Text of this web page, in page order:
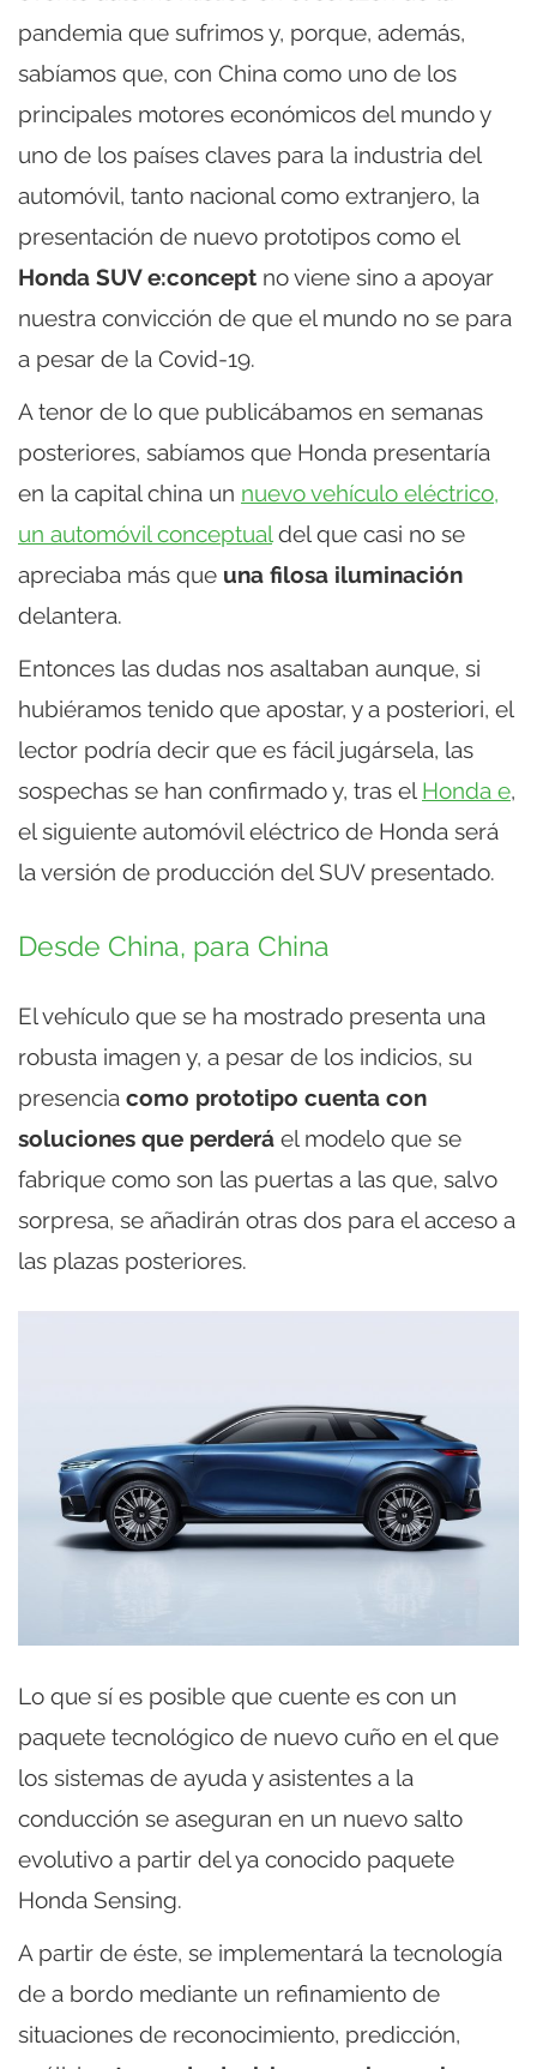
pandemia que sufrimos y, porque, además,
sabíamos que, con China como uno de los
principales motores económicos del mundo y
uno de los países claves para la industria del
automóvil, tanto nacional como extranjero, la
presentación de nuevo prototipos como el
Honda SUV e:concept no viene sino a apoyar
nuestra convicción de que el mundo no se para
a pesar de la Covid-19.
A tenor de lo que publicábamos en semanas
posteriores, sabíamos que Honda presentaría
en la capital china un nuevo vehículo eléctrico,
un automóvil conceptualdel que casi no se
apreciaba más que una filosa iluminación
delantera.
Entonces las dudas nos asaltaban aunque, si
hubiéramos tenido que apostar, y a posteriori, el
lector podría decir que es fácil jugársela, las
sospechas se han confirmado y, tras el Honda e,
el siguiente automóvil eléctrico de Honda será
la versión de producción del SUV presentado.
Desde China, para China
El vehículo que se ha mostrado presenta una
robusta imagen y, a pesar de los indicios, su
presencia como prototipo cuenta con
soluciones que perderá el modelo que se
fabrique como son las puertas a las que, salvo
sorpresa, se añadirán otras dos para el acceso a
las plazas posteriores.
Lo que sí es posible que cuente es con un
paquete tecnológico de nuevo cuño en el que
los sistemas de ayuda y asistentes a la
conducción se aseguran en un nuevo salto
evolutivo a partir del ya conocido paquete
Honda Sensing.
A partir de éste, se implementará la tecnología
de a bordo mediante un refinamiento de
situaciones de reconocimiento, predicción,